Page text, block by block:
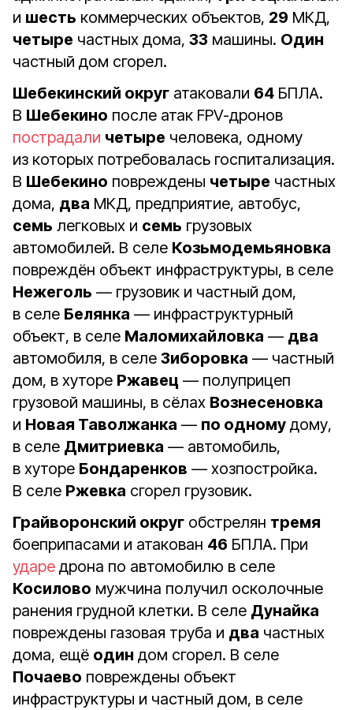
и шесть коммерческих объектов, 29 МКД,
четыре частных дома, 33 машины. Один
частный дом сгорел.
Шебекинский округ атаковали 64 БПЛА.
В Шебекино после атак FPV-дронов
пострадали четыре человека, одному
из которых потребовалась госпитализация.
В Шебекино повреждены четыре частных
дома, два МКД, предприятие, автобус,
семь легковых и семь грузовых
автомобилей. В селе Козьмодемьяновка
повреждён объект инфраструктуры, в селе
Нежеголь — грузовик и частный дом,
в селе Белянка — инфраструктурный
объект, в селе Маломихайловка — два
автомобиля, в селе Зиборовка — частный
дом, в хуторе Ржавец — полуприцеп
грузовой машины, в сёлах Вознесеновка
и Новая Таволжанка — по одному дому,
в селе Дмитриевка — автомобиль,
в хуторе Бондаренков — хозпостройка.
В селе Ржевка сгорел грузовик.
Грайворонский округ обстрелян тремя
боеприпасами и атакован 46 БПЛА. При
ударе дрона по автомобилю в селе
Косилово мужчина получил осколочные
ранения грудной клетки. В селе Дунайка
повреждены газовая труба и два частных
дома, ещё один дом сгорел. В селе
Почаево повреждены объект
инфраструктуры и частный дом, в селе